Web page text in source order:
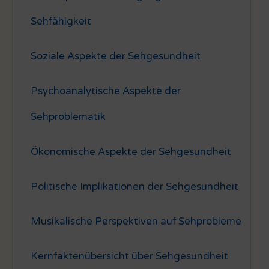
Sehfähigkeit
Soziale Aspekte der Sehgesundheit
Psychoanalytische Aspekte der
Sehproblematik
Ökonomische Aspekte der Sehgesundheit
Politische Implikationen der Sehgesundheit
Musikalische Perspektiven auf Sehprobleme
Kernfaktenübersicht über Sehgesundheit